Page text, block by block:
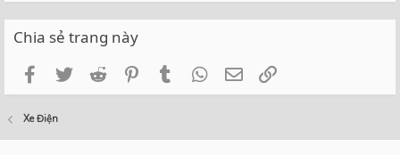
Chia sẻ trang này
FacebookTwitterReddit PinterestTumblrWhatsApp
Email
Xe Điện